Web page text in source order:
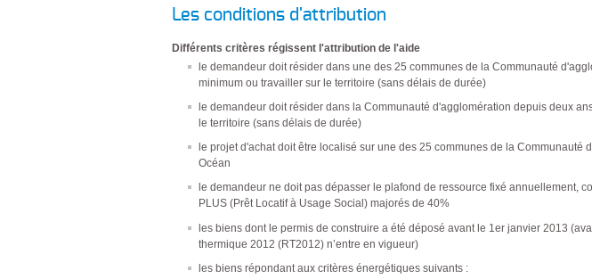
Les conditions d'attribution
Différents critères régissent l'attribution de l'aide
le demandeur doit résider dans une des 25 communes de la Communauté
minimum ou travailler sur le territoire (sans délais de durée)
le demandeur doit résider dans la Communauté d'agglomération depuis deux
le territoire (sans délais de durée)
le projet d'achat doit être localisé sur une des 25 communes de la Communauté
Océan
le demandeur ne doit pas dépasser le plafond de ressource fixé annuellement,
PLUS (Prêt Locatif à Usage Social) majorés de 40%
les biens dont le permis de construire a été déposé avant le 1er janvier 2013
thermique 2012 (RT2012) n’entre en vigueur)
les biens répondant aux critères énergétiques suivants :